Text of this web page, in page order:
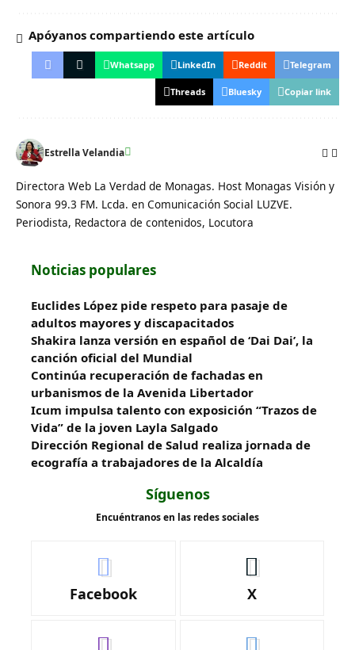
Apóyanos compartiendo este artículo
Whatsapp LinkedIn Reddit Telegram
Threads Bluesky Copiar link
Estrella Velandia
Directora Web La Verdad de Monagas. Host Monagas Visión y
Sonora 99.3 FM. Lcda. en Comunicación Social LUZVE.
Periodista, Redactora de contenidos, Locutora
Noticias populares
Euclides López pide respeto para pasaje de
adultos mayores y discapacitados
Shakira lanza versión en español de ‘Dai Dai’, la
canción oficial del Mundial
Continúa recuperación de fachadas en
urbanismos de la Avenida Libertador
Icum impulsa talento con exposición “Trazos de
Vida” de la joven Layla Salgado‎
‎Dirección Regional de Salud realiza jornada de
ecografía a trabajadores de la Alcaldía
Síguenos
Encuéntranos en las redes sociales
Facebook X